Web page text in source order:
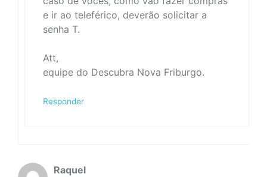
e ir ao teleférico, deverão solicitar a
senha T.
Att,
equipe do Descubra Nova Friburgo.
Responder
Raquel